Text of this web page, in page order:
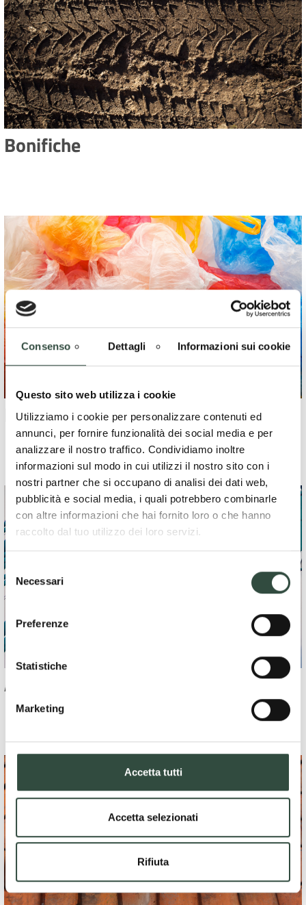
Consenso Dettagli Informazioni sui cookie
Questo sito web utilizza i cookie
Utilizziamo i cookie per personalizzare contenuti ed
annunci, per fornire funzionalità dei social media e per
analizzare il nostro traffico. Condividiamo inoltre
informazioni sul modo in cui utilizzi il nostro sito con i
nostri partner che si occupano di analisi dei dati web,
pubblicità e social media, i quali potrebbero combinarle
con altre informazioni che hai fornito loro o che hanno
raccolto dal tuo utilizzo dei loro servizi.
Selezione
del
consenso
Necessari
Preferenze
Statistiche
Marketing
Accetta tutti
Accetta selezionati
Rifiuta
Bonifiche
Rifiuti
Appalti